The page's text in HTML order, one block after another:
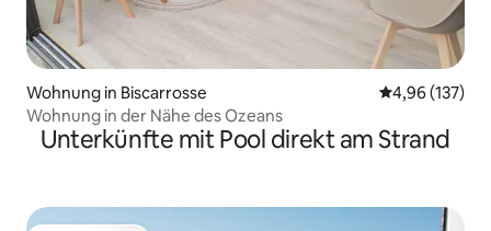
Wohnung in Biscarrosse
4,96 (137)
Wohnung in der Nähe des Ozeans
Unterkünfte mit Pool direkt am Strand